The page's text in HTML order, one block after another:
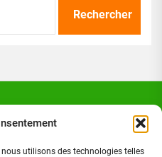
utilisons des technologies telles